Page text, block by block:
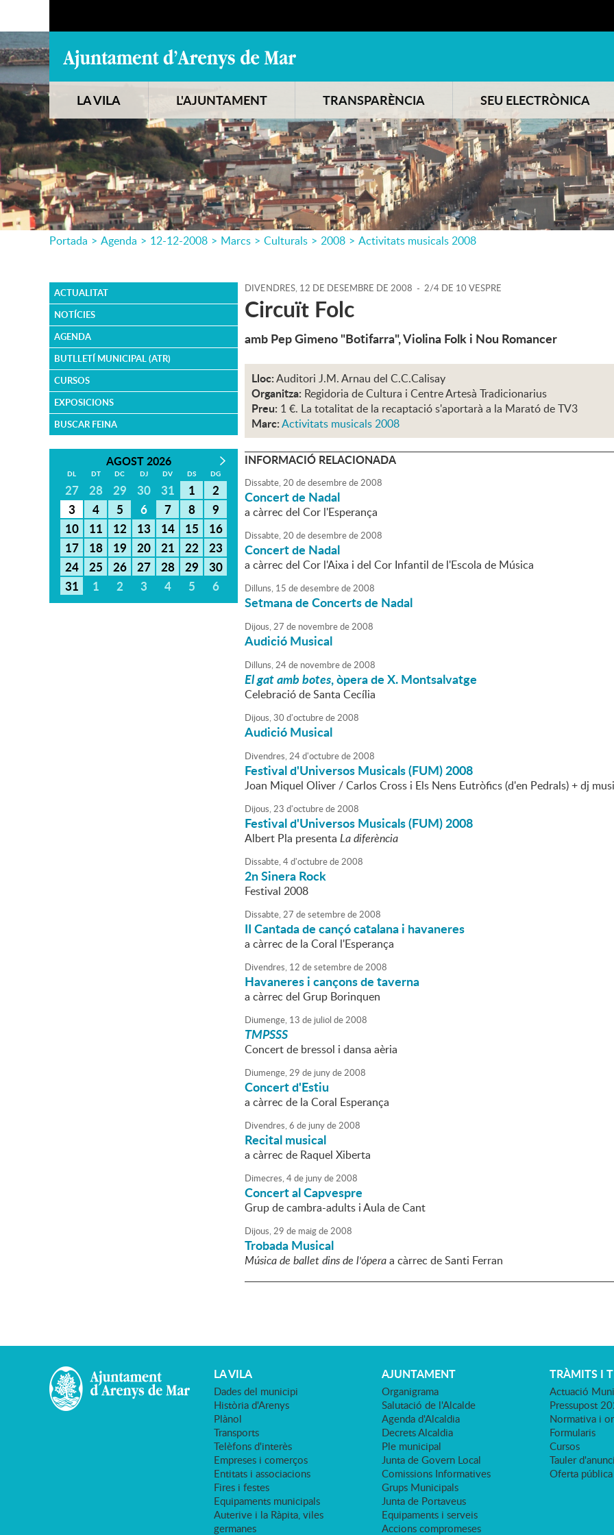
LA VILA L'AJUNTAMENT TRANSPARÈNCIA SEU ELECTRÒNICA
Portada > Agenda > 12-12-2008 > Marcs > Culturals > 2008 > Activitats musicals 2008
ACTUALITAT
NOTÍCIES
AGENDA
BUTLLETÍ MUNICIPAL (ATR)
CURSOS
EXPOSICIONS
BUSCAR FEINA
AGOST 2026
DL DT DC DJ DV DS DG
27 28 29 30 31 1
2
3
4 5 6 7 8
9
10
11 12 13 14 15
16
17
18 19 20 21 22
23
24
25 26 27 28 29
30
31
1 2 3 4 5 6
DIVENDRES, 12 DE DESEMBRE DE 2008 - 2/4 DE 10 VESPRE
Circuït Folc
amb Pep Gimeno "Botifarra", Violina Folk i Nou Romancer
Lloc:Auditori J.M. Arnau del C.C.Calisay
Organitza: Regidoria de Cultura i Centre Artesà Tradicionarius
Preu: 1 €. La totalitat de la recaptació s'aportarà a la Marató de TV3
Marc:Activitats musicals 2008
INFORMACIÓ RELACIONADA
Dissabte,20 dedesembrede2008
Concert de Nadal
a càrrec del Cor l'Esperança
Dissabte,20 dedesembrede2008
Concert de Nadal
a càrrec del Cor l'Aixa i del Cor Infantil de l'Escola de Música
Dilluns, 15 dedesembrede2008
Setmana de Concerts de Nadal
Dijous,27 de novembrede2008
Audició Musical
Dilluns,24de novembrede2008
El gat amb botes, òpera de X. Montsalvatge
Celebració de Santa Cecília
Dijous,30 d'octubrede2008
Audició Musical
Divendres,24d'octubrede2008
Festival d'Universos Musicals (FUM) 2008
Joan Miquel Oliver / Carlos Cross i Els Nens Eutròfics (d'en Pedrals) + dj
Dijous,23 d'octubrede2008
Festival d'Universos Musicals (FUM) 2008
Albert Pla presenta La diferència
Dissabte,4d'octubrede2008
2n Sinera Rock
Festival 2008
Dissabte,27 desetembrede2008
II Cantada de cançó catalana i havaneres
a càrrec de la Coral l'Esperança
Divendres, 12 desetembrede2008
Havaneres i cançons de taverna
a càrrec del Grup Borinquen
Diumenge, 13 de juliol de2008
TMPSSS
Concert de bressol i dansa aèria
Diumenge,29 de junyde2008
Concert d'Estiu
a càrrec de la Coral Esperança
Divendres,6 de junyde2008
Recital musical
a càrrec de Raquel Xiberta
Dimecres,4de junyde2008
Concert al Capvespre
Grup de cambra-adults i Aula de Cant
Dijous,29 de maigde2008
Trobada Musical
Música de ballet dins de l'óperaa càrrec de Santi Ferran
LA VILA
Dades del municipi
Història d'Arenys
Plànol
Transports
Telèfons d'interès
Empreses i comerços
Entitats i associacions
Fires i festes
Equipaments municipals
Auterive i la Ràpita, viles
germanes
AJUNTAMENT
Organigrama
Salutació de l'Alcalde
Agenda d'Alcaldia
Decrets Alcaldia
Ple municipal
Junta de Govern Local
Comissions Informatives
Grups Municipals
Junta de Portaveus
Equipaments i serveis
Accions compromeses
TRÀMITS I
Actuació
Pressupost
Normativa i
Formularis
Cursos
Tauler
Oferta